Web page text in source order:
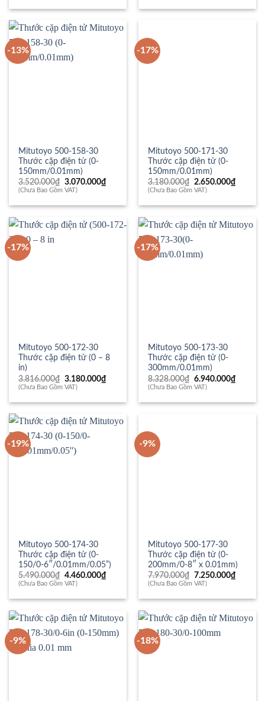
8.256.000₫.là:
7.240.000₫.là:
-13%
Mitutoyo 500-158-30
Thước cặp điện tử (0-
150mm/0.01mm)
3.520.000₫ Giá
gốc
3.520.000₫.
3.070.000₫
là:
(Chưa Bao Gồm VAT)
-17%
Mitutoyo 500-171-30
Thước cặp điện tử (0-
150mm/0.01mm)
3.180.000₫ Giá
gốc
3.180.000₫.
2.650.000₫
là:
(Chưa Bao Gồm VAT)
-17%
Mitutoyo 500-172-30
Thước cặp điện tử (0 – 8
in)
3.816.000₫ Giá
gốc
3.816.000₫.
3.180.000₫
là:
(Chưa Bao Gồm VAT)
-17%
Mitutoyo 500-173-30
Thước cặp điện tử (0-
300mm/0.01mm)
8.328.000₫ Giá
gốc
8.328.000₫.
6.940.000₫
là:
(Chưa Bao Gồm VAT)
-19%
Mitutoyo 500-174-30
Thước cặp điện tử (0-
150/0-6″/0.01mm/0.05”)
5.490.000₫ Giá
gốc
5.490.000₫.
4.460.000₫
là:
(Chưa Bao Gồm VAT)
-9%
Mitutoyo 500-177-30
Thước cặp điện tử (0-
200mm/0-8″ x 0.01mm)
7.970.000₫ Giá
gốc
7.970.000₫.
7.250.000₫
là:
(Chưa Bao Gồm VAT)
-9% -18%